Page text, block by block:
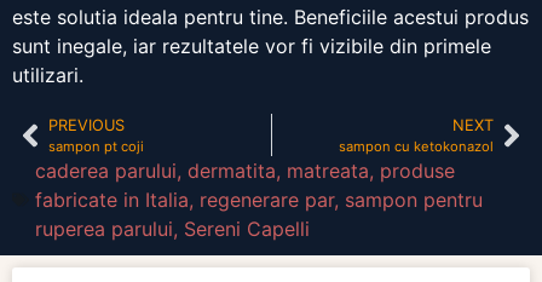
este solutia ideala pentru tine. Beneficiile acestui produs
sunt inegale, iar rezultatele vor fi vizibile din primele
utilizari.
PREVIOUS
sampon pt coji
NEXT
sampon cu ketokonazol
caderea parului, dermatita, matreata, produse
fabricate in Italia, regenerare par, sampon pentru
ruperea parului, Sereni Capelli